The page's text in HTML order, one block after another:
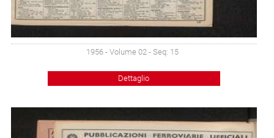
1956 - Volume 02 - Seq: 15
Dettaglio